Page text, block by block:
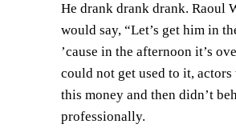
He drank drank drank. Raoul
would say, “Let’s get him in
’cause in the afternoon it’s
could not get used to it,
this money and then didn’t
professionally.